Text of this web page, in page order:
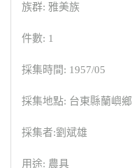
族群: 雅美族
件數: 1
採集時間: 1957/05
採集地點: 台東縣蘭嶼
採集者:劉斌雄
用途: 農具